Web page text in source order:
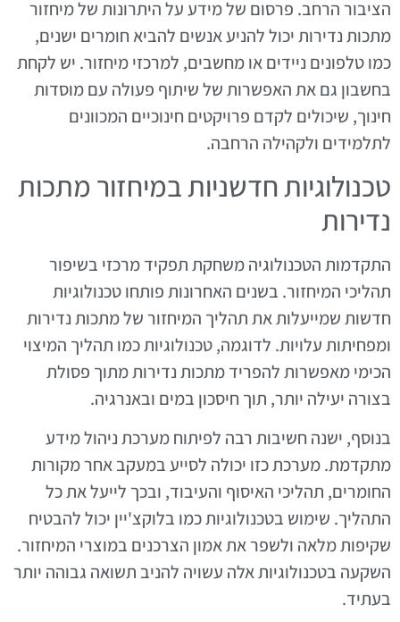
הציבור הרחב. פרסום של מידע על היתרונות של מיחזור
מתכות נדירות יכול להניע אנשים להביא חומרים ישנים,
כמו טלפונים ניידים או מחשבים, למרכזי מיחזור. יש לקחת
בחשבון גם את האפשרות של שיתוף פעולה עם מוסדות
חינוך, שיכולים לקדם פרויקטים חינוכיים המכוונים
לתלמידים ולקהילה הרחבה.
טכנולוגיות חדשניות במיחזור מתכות
נדירות
התקדמות הטכנולוגיה משחקת תפקיד מרכזי בשיפור
תהליכי המיחזור. בשנים האחרונות פותחו טכנולוגיות
חדשות שמייעלות את תהליך המיחזור של מתכות נדירות
ומפחיתות עלויות. לדוגמה, טכנולוגיות כמו תהליך המיצוי
הכימי מאפשרות להפריד מתכות נדירות מתוך פסולת
בצורה יעילה יותר, תוך חיסכון במים ובאנרגיה.
בנוסף, ישנה חשיבות רבה לפיתוח מערכת ניהול מידע
מתקדמת. מערכת כזו יכולה לסייע במעקב אחר מקורות
החומרים, תהליכי האיסוף והעיבוד, ובכך לייעל את כל
התהליך. שימוש בטכנולוגיות כמו בלוקצ'יין יכול להבטיח
שקיפות מלאה ולשפר את אמון הצרכנים במוצרי המיחזור.
השקעה בטכנולוגיות אלה עשויה להניב תשואה גבוהה יותר
בעתיד.